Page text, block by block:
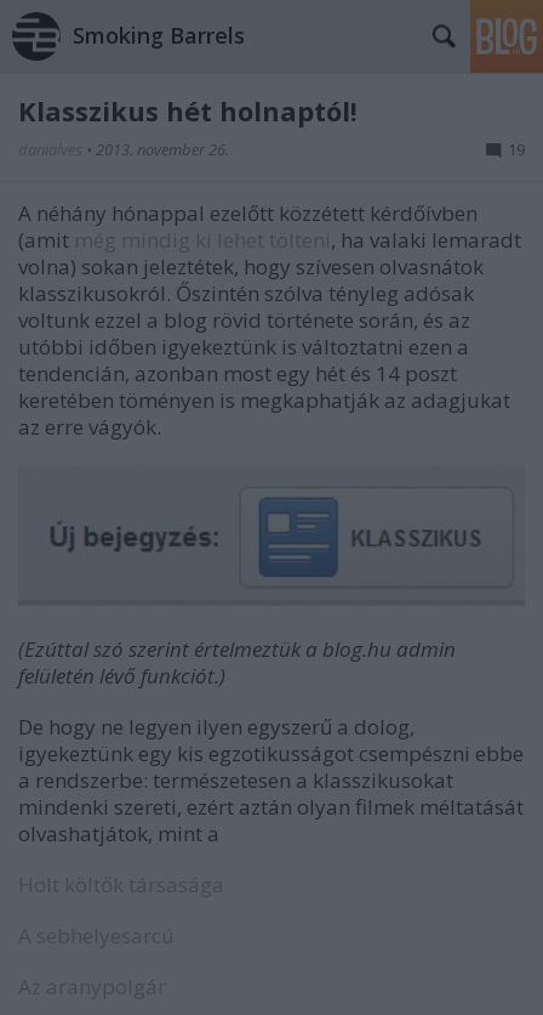
Smoking Barrels
Klasszikus hét holnaptól!
• 2013. november 26. 19
A néhány hónappal ezelőtt közzétett kérdőívben
(amit
, ha valaki lemaradt
volna) sokan jeleztétek, hogy szívesen olvasnátok
klasszikusokról. Őszintén szólva tényleg adósak
voltunk ezzel a blog rövid története során, és az
utóbbi időben igyekeztünk is változtatni ezen a
tendencián, azonban most egy hét és 14 poszt
keretében töményen is megkaphatják az adagjukat
az erre vágyók.
(Ezúttal szó szerint értelmeztük a blog.hu admin
felületén lévő funkciót.)
De hogy ne legyen ilyen egyszerű a dolog,
igyekeztünk egy kis egzotikusságot csempészni ebbe
a rendszerbe: természetesen a klasszikusokat
mindenki szereti, ezért aztán olyan filmek méltatását
olvashatjátok, mint a